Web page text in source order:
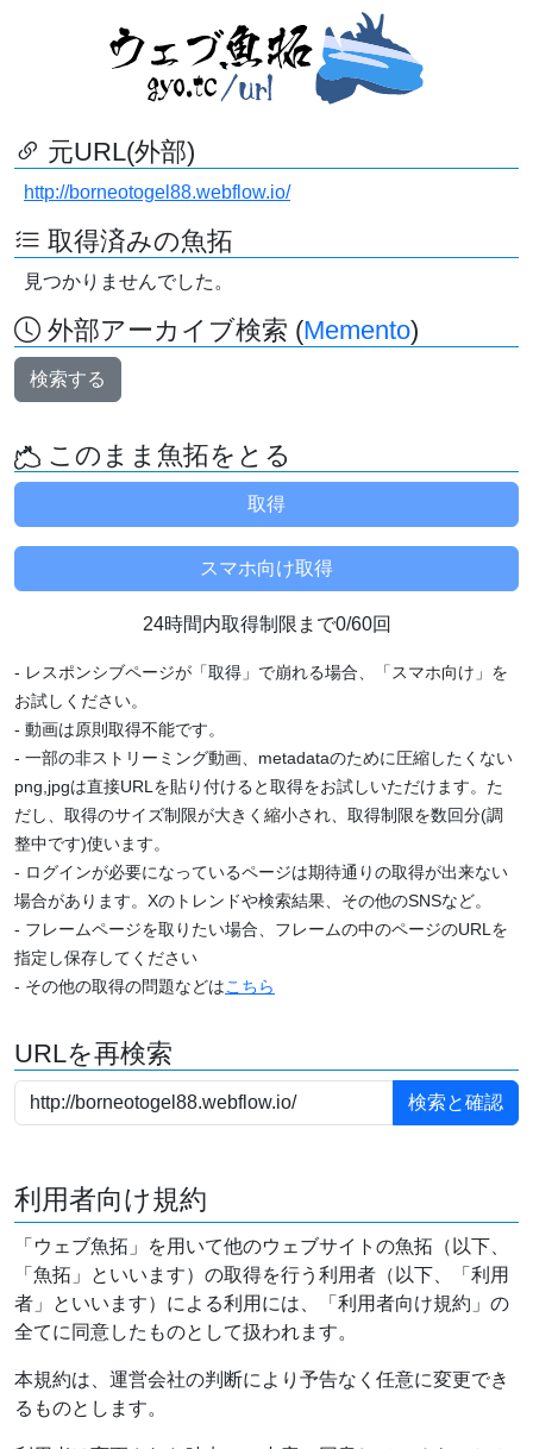
元URL(外部)
http://borneotogel88.webflow.io/
取得済みの魚拓
見つかりませんでした。
外部アーカイブ検索 (Memento)
検索する
このまま魚拓をとる
24時間内取得制限まで0/60回
- レスポンシブページが「取得」で崩れる場合、「スマホ向け」を
お試しください。
- 動画は原則取得不能です。
- 一部の非ストリーミング動画、metadataのために圧縮したくない
png,jpgは直接URLを貼り付けると取得をお試しいただけます。た
だし、取得のサイズ制限が大きく縮小され、取得制限を数回分(調
整中です)使います。
- ログインが必要になっているページは期待通りの取得が出来ない
場合があります。Xのトレンドや検索結果、その他のSNSなど。
- フレームページを取りたい場合、フレームの中のページのURLを
指定し保存してください
- その他の取得の問題などはこちら
URLを再検索
利用者向け規約
「ウェブ魚拓」を用いて他のウェブサイトの魚拓（以下、
「魚拓」といいます）の取得を行う利用者（以下、「利用
者」といいます）による利用には、「利用者向け規約」の
全てに同意したものとして扱われます。
本規約は、運営会社の判断により予告なく任意に変更でき
るものとします。